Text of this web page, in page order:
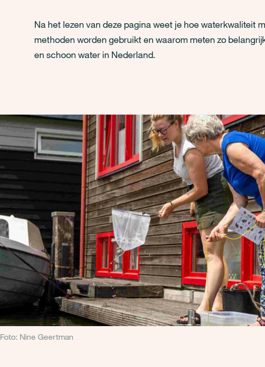
Na het lezen van deze pagina weet je hoe waterkwaliteit
methoden worden gebruikt en waarom meten zo
en schoon water in Nederland.
Foto: Nine Geertman